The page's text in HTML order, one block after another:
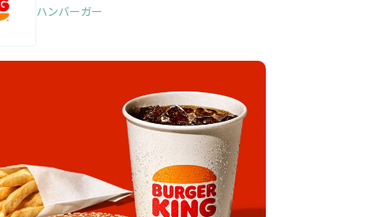
ハンバーガー